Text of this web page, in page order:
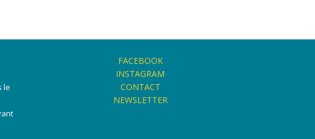
le
FACEBOOK
INSTAGRAM
CONTACT
NEWSLETTER